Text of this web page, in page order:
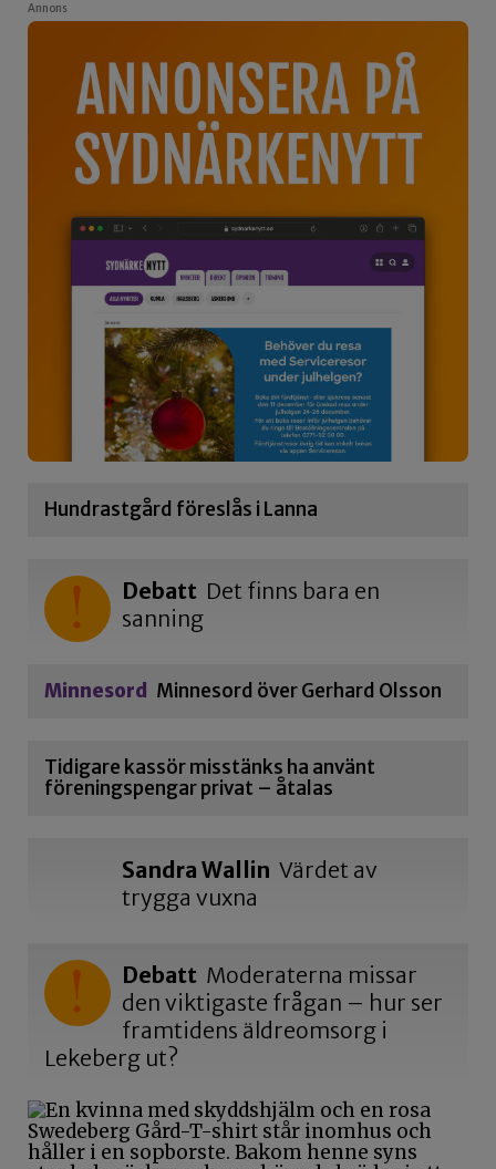
Annons
Hundrastgård föreslås i Lanna
Debatt Det finns bara en
sanning
Minnesord Minnesord över Gerhard Olsson
Tidigare kassör misstänks ha använt
föreningspengar privat – åtalas
Sandra Wallin Värdet av
trygga vuxna
Debatt Moderaterna missar
den viktigaste frågan – hur ser
framtidens äldreomsorg i
Lekeberg ut?